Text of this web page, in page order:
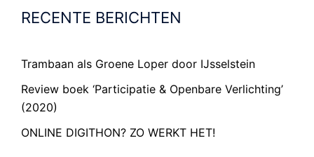
RECENTE BERICHTEN
Trambaan als Groene Loper door IJsselstein
Review boek ‘Participatie & Openbare Verlichting’
(2020)
ONLINE DIGITHON? ZO WERKT HET!